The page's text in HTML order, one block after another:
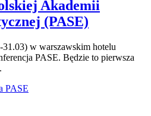
Akademii
(PASE)
w warszawskim hotelu
PASE. Będzie to pierwsza